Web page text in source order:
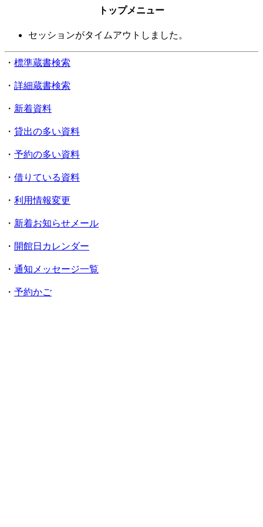
トップメニュー
セッションがタイムアウトしました。
・ 標準蔵書検索
・ 詳細蔵書検索
・ 新着資料
・ 貸出の多い資料
・ 予約の多い資料
・ 借りている資料
・ 利用情報変更
・ 新着お知らせメール
・ 開館日カレンダー
・ 通知メッセージ一覧
・ 予約かご